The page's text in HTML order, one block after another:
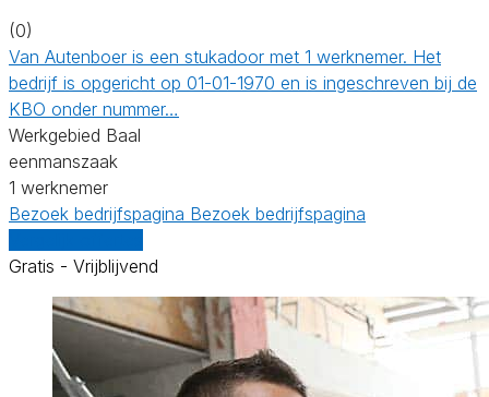
(0)
Van Autenboer is een stukadoor met 1 werknemer. Het
bedrijf is opgericht op 01-01-1970 en is ingeschreven bij de
KBO onder nummer…
Werkgebied Baal
eenmanszaak
1 werknemer
Bezoek bedrijfspagina Bezoek bedrijfspagina
Gratis - Vrijblijvend